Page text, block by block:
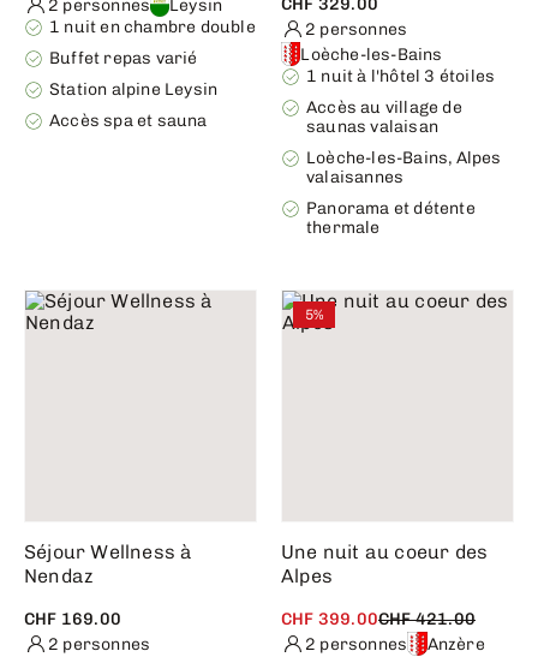
2 personnes
Leysin
1 nuit en chambre double
Buffet repas varié
Station alpine Leysin
Accès spa et sauna
2 personnes
Loèche-les-Bains
1 nuit à l'hôtel 3 étoiles
Accès au village de
saunas valaisan
Loèche-les-Bains, Alpes
valaisannes
Panorama et détente
thermale
Séjour Wellness à
Nendaz
CHF 169.00
2 personnes
5%
Une nuit au coeur des
Alpes
CHF 399.00CHF 421.00
2 personnes
Anzère